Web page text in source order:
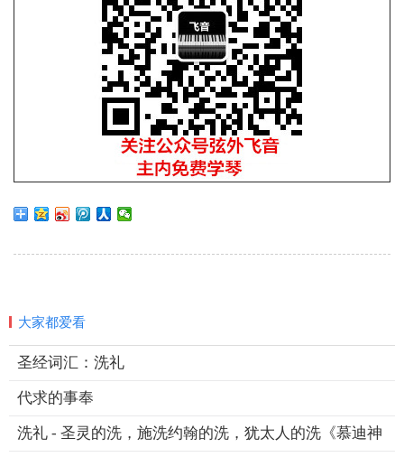
大家都爱看
圣经词汇：洗礼
代求的事奉
洗礼 - 圣灵的洗，施洗约翰的洗，犹太人的洗《慕迪神